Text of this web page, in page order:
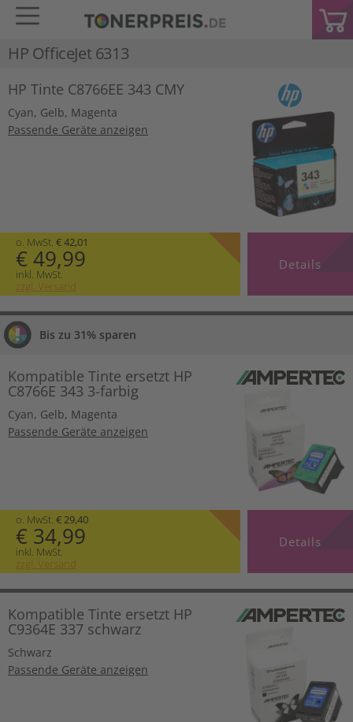
HP OfficeJet 6313
HP Tinte C8766EE 343 CMY
Cyan, Gelb, Magenta
Passende Geräte anzeigen
o. MwSt. € 42,01
€ 49,99
inkl. MwSt.
zzgl. Versand
Details
Bis zu 31% sparen
Kompatible Tinte ersetzt HP
C8766E 343 3-farbig
Cyan, Gelb, Magenta
Passende Geräte anzeigen
o. MwSt. € 29,40
€ 34,99
inkl. MwSt.
zzgl. Versand
Details
Kompatible Tinte ersetzt HP
C9364E 337 schwarz
Schwarz
Passende Geräte anzeigen